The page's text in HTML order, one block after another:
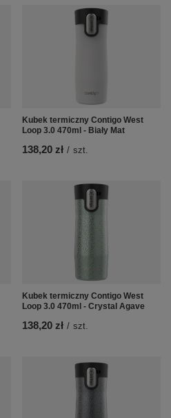
Kubek termiczny Contigo West
Loop 3.0 470ml - Biały Mat
138,20 zł / szt.
Kubek termiczny Contigo West
Loop 3.0 470ml - Crystal Agave
138,20 zł / szt.